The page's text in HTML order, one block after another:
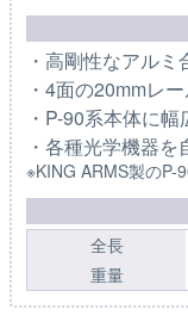
・高剛性なアルミ
・4面の20mmレ
・P-90系本体に
・各種光学機器
※KING ARMS製のP-
全長
重量